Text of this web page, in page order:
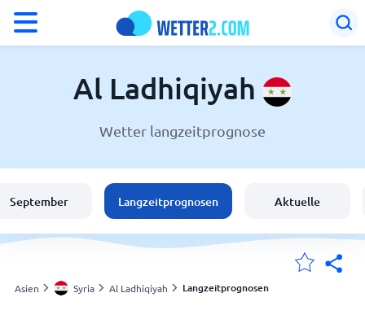
Wetter in Al Ladhiqiyah
Schweiz
Deutschland
Al Ladhiqiyah
Wetter langzeitprognose
September Langzeitprognosen Aktuelle
Asien Syria Al Ladhiqiyah Langzeitprognosen